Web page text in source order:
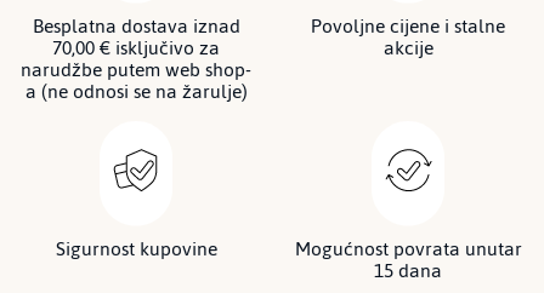
Besplatna dostava iznad
70,00 € isključivo za
narudžbe putem web shop-
a (ne odnosi se na žarulje)
Povoljne cijene i stalne
akcije
Sigurnost kupovine Mogućnost povrata unutar
15 dana